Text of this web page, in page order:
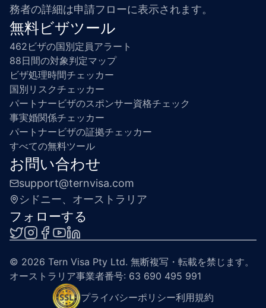
務者の詳細は申請フローに表示されます。
無料ビザツール
462ビザの国別定員アラート
88日間の対象判定マップ
ビザ処理時間チェッカー
国別リスクチェッカー
パートナービザのスポンサー資格チェック
事実婚関係チェッカー
パートナービザの証拠チェッカー
すべての無料ツール
お問い合わせ
support@ternvisa.com
シドニー、オーストラリア
フォローする
© 2026 Tern Visa Pty Ltd. 無断複写・転載を禁じます。
オーストラリア事業者番号: 63 690 495 991
プライバシーポリシー利用規約